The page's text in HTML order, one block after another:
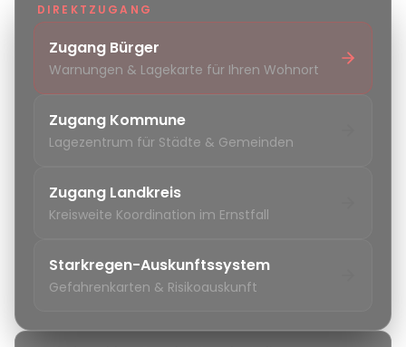
DIREKTZUGANG
Zugang Bürger
Warnungen & Lagekarte für Ihren Wohnort
Zugang Kommune
Lagezentrum für Städte & Gemeinden
Zugang Landkreis
Kreisweite Koordination im Ernstfall
Starkregen-Auskunftssystem
Gefahrenkarten & Risikoauskunft